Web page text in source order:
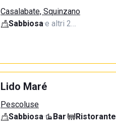
Casalabate, Squinzano
Sabbiosa·e altri 2…
Lido Maré
Pescoluse
Sabbiosa· Bar· Ristorante